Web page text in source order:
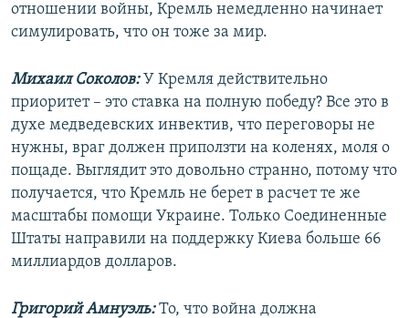
отношении войны, Кремль немедленно начинает
симулировать, что он тоже за мир.
Михаил Соколов:У Кремля действительно
приоритет – это ставка на полную победу? Все это в
духе медведевских инвектив, что переговоры не
нужны, враг должен приползти на коленях, моля о
пощаде. Выглядит это довольно странно, потому что
получается, что Кремль не берет в расчет те же
масштабы помощи Украине. Только Соединенные
Штаты направили на поддержку Киева больше 66
миллиардов долларов.
Григорий Амнуэль:То, что война должна